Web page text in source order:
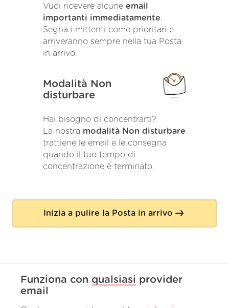
Vuoi ricevere alcune email
importanti immediatamente.
Segna i mittenti come prioritari e
arriveranno sempre nella tua Posta
in arrivo.
Modalità Non
disturbare
Hai bisogno di concentrarti?
La nostra modalità Non disturbare
trattiene le email e le consegna
quando il tuo tempo di
concentrazione è terminato.
Inizia a pulire la Posta in arrivo
Funziona con qualsiasi provider
email